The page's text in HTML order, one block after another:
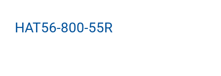
HAT56-800-55R